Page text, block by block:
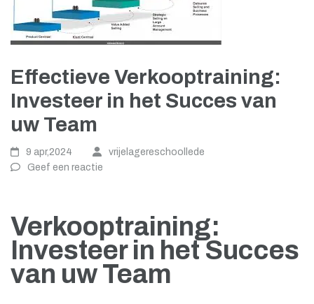
Effectieve Verkooptraining:
Investeer in het Succes van
uw Team
9 apr,2024
vrijelagereschoollede
Geef een reactie
Verkooptraining:
Investeer in het Succes
van uw Team